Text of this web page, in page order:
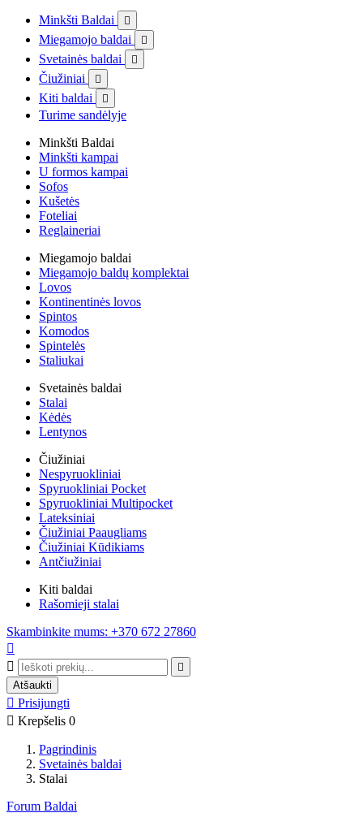
Minkšti Baldai 
Miegamojo baldai 
Svetainės baldai 
Čiužiniai 
Kiti baldai 
Turime sandėlyje
Minkšti Baldai
Minkšti kampai
U formos kampai
Sofos
Kušetės
Foteliai
Reglaineriai
Miegamojo baldai
Miegamojo baldų komplektai
Lovos
Kontinentinės lovos
Spintos
Komodos
Spintelės
Staliukai
Svetainės baldai
Stalai
Kėdės
Lentynos
Čiužiniai
Nespyruokliniai
Spyruokliniai Pocket
Spyruokliniai Multipocket
Lateksiniai
Čiužiniai Paaugliams
Čiužiniai Kūdikiams
Antčiužiniai
Kiti baldai
Rašomieji stalai
Skambinkite mums: +370 672 27860



Atšaukti
 Prisijungti
 Krepšelis 0
Pagrindinis
Svetainės baldai
Stalai
Forum Baldai